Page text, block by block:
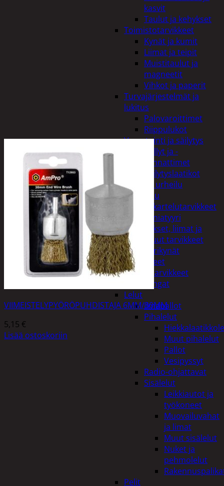
kasvit
Taulut ja kehykset
Toimistotarvikkeet
Kynät ja kumit
Liimat ja teipit
Muistitaulut ja
magneetit
Vihkot ja paperit
Turvajärjestelmät ja
lukitus
Palovaroittimet
Riippulukot
Varastointi ja säilytys
Hyllyt ja -
kannattimet
Säilytyslaatikot
Vapaa-aika ja urheilu
Askartelu
Askartelutarvikkeet
Miniatyyri
Sakset, liimat ja
muut tarvikkeet
Värikynät
Harrasteet
Käsityötarvikkeet
Langat
Lelut
Ilmapallot
Pihalelut
Muut pihalelut
Pallot
Vesipyssyt
Radio-ohjattavat
Sisälelut
Leikkiautot ja
työkoneet
Muovailuvahat
ja limat
Muut sisälelut
Nuket ja
pehmolelut
Pelit
VIIMEISTELYPYÖRÖPUHDISTAJA 6MM/30MM
5,15 €
Lisää ostoskoriin